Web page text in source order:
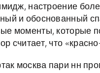
настроение
и обоснованный
моменты, которые
считает, что
москва пари нн